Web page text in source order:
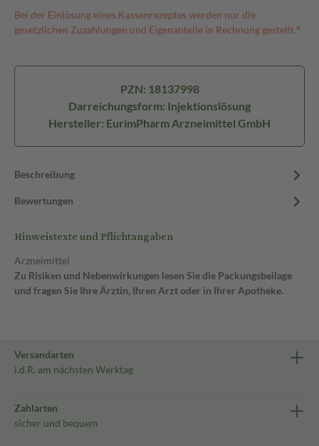
Bei der Einlösung eines Kassenrezeptes werden nur die
gesetzlichen Zuzahlungen und Eigenanteile in Rechnung gestellt.⁴
PZN: 18137998
Darreichungsform: Injektionslösung
Hersteller: EurimPharm Arzneimittel GmbH
Beschreibung
Bewertungen
Hinweistexte und Pflichtangaben
Arzneimittel
Zu Risiken und Nebenwirkungen lesen Sie die Packungsbeilage
und fragen Sie Ihre Ärztin, Ihren Arzt oder in Ihrer Apotheke.
Versandarten
i.d.R. am nächsten Werktag
Zahlarten
sicher und bequem